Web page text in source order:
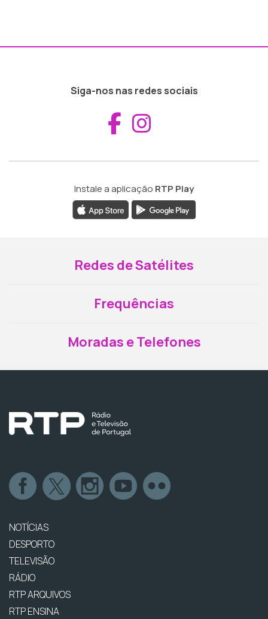
Siga-nos nas redes sociais
Aceder ao
Instale a aplicação RTP Play
Redes de Satélites
Frequências
Moradas e Telefones
NOTÍCIAS
DESPORTO
TELEVISÃO
RÁDIO
RTP ARQUIVOS
RTP ENSINA